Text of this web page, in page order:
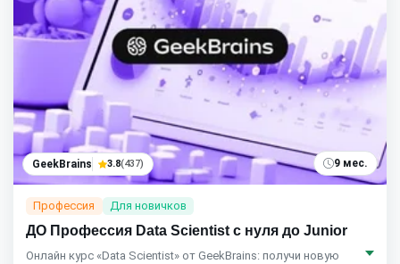
GeekBrains 3.8(437) 9 мес.
Профессия Для новичков
ДО Профессия Data Scientist с нуля до Junior
Онлайн курс «Data Scientist» от GeekBrains: получи новую